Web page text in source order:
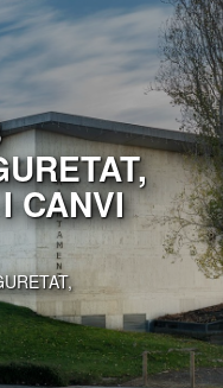
CANVI